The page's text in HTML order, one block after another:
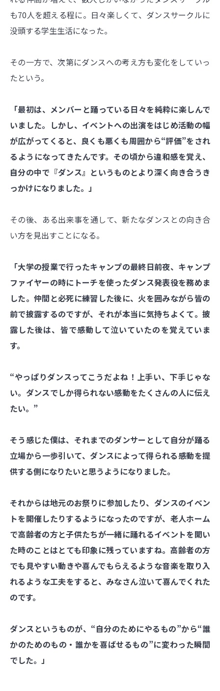
も70人を超える程に。日々楽しくて、ダンスサークルに
没頭する学生生活になった。
その一方で、次第にダンスへの考え方も変化をしていっ
たという。
「最初は、メンバーと踊っている日々を純粋に楽しんで
いました。しかし、イベントへの出演をはじめ活動の幅
が広がってくると、良くも悪くも周囲から“評価”をされ
るようになってきたんです。その頃から違和感を覚え、
自分の中で『ダンス』というものとより深く向き合うき
っかけになりました。」
その後、ある出来事を通して、新たなダンスとの向き合
い方を見出すことになる。
「大学の授業で行ったキャンプの最終日前夜、キャンプ
ファイヤーの時にトーチを使ったダンス発表役を務めま
した。仲間と必死に練習した後に、火を囲みながら皆の
前で披露するのですが、それが本当に気持ちよくて。披
露した後は、皆で感動して泣いていたのを覚えていま
す。
“やっぱりダンスってこうだよね！上手い、下手じゃな
い。 ダンスでしか得られない感動をたくさんの人に伝え
たい。”
そう感じた僕は、それまでのダンサーとして自分が踊る
立場から一歩引いて、ダンスによって得られる感動を提
供する側になりたいと思うようになりました。
それからは地元のお祭りに参加したり、ダンスのイベン
トを開催したりするようになったのですが、老人ホーム
で高齢者の方と子供たちが一緒に踊れるイベントを開い
た時のことはとても印象に残っていますね。高齢者の方
でも見やすい動きや喜んでもらえるような音楽を取り入
れるような工夫をすると、みなさん泣いて喜んでくれた
のです。
ダンスというものが、“自分のためにやるもの”から“誰
かのためのもの・誰かを喜ばせるもの”に変わった瞬間
でした。」